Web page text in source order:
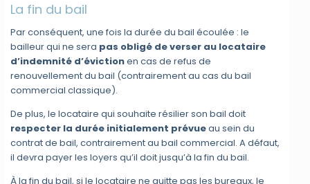
La fin du bail
Par conséquent, une fois la durée du bail écoulée : le
bailleur qui ne sera pas obligé de verser au locataire
d’indemnité d’évictionen cas de refus de
renouvellement du bail (contrairement au cas du bail
commercial classique).
De plus, le locataire qui souhaite résilier son bail doit
respecter la durée initialement prévueau sein du
contrat de bail, contrairement au bail commercial. A défaut,
il devra payer les loyers qu’il doit jusqu’à la fin du bail.
À la fin du bail, si le locataire ne quitte pas les bureaux, le